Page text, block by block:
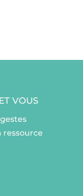
VOUS
ressource